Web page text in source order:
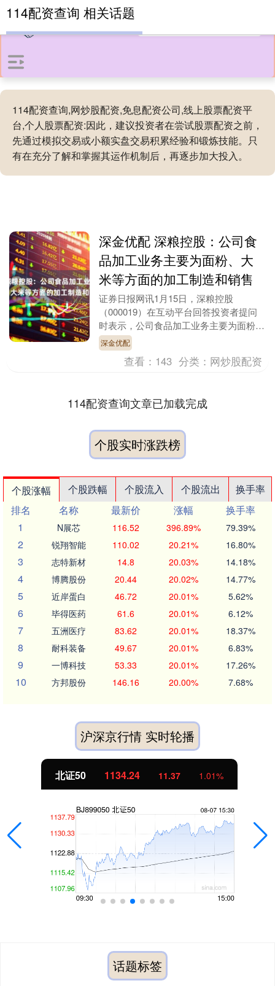
114配资查询,网炒股配资,免息配资公司,线上股票配资平
台,个人股票配资:因此，建议投资者在尝试股票配资之前，
先通过模拟交易或小额实盘交易积累经验和锻炼技能。只
有在充分了解和掌握其运作机制后，再逐步加大投入。
114配资查询 相关话题
深金优配 深粮控股：公司食
品加工业务主要为面粉、大
米等方面的加工制造和销售
证券日报网讯1月15日，深粮控股
（000019）在互动平台回答投资者提问
时表示，公司食品加工业务主要为面粉、
大米、食用油、茶及植物提取物、饮料、
调味品等方面的加....
深金优配
查看： 143 分类： 网炒股配资
114配资查询文章已加载完成
个股实时涨跌榜
个股涨幅 个股跌幅 个股流入 个股流出
换手率
排名
名称 最新价 涨幅
换手率
1
N展芯 116.52 396.89% 79.39%
2 锐翔智能 110.02 20.21% 16.80%
3 志特新材 14.8 20.03% 14.18%
4 博腾股份 20.44 20.02% 14.77%
5 近岸蛋白 46.72 20.01% 5.62%
6 毕得医药 61.6 20.01% 6.12%
7 五洲医疗 83.62 20.01% 18.37%
8 耐科装备 49.67 20.01% 6.83%
9 一博科技 53.33 20.01% 17.26%
10 方邦股份 146.16 20.00% 7.68%
沪深京行情 实时轮播
北证50 1134.24 11.37 1.01%
话题标签